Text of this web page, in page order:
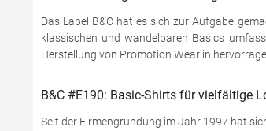
Das Label B&C hat es sich zur Aufgabe
klassischen und wandelbaren Basics
Herstellung von Promotion Wear in
B&C #E190: Basic-Shirts für vielfältige
Seit der Firmengründung im Jahr 1997 hat